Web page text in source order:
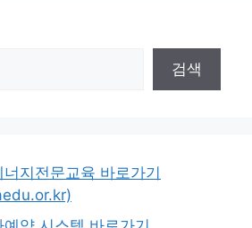
검색
지전문교육 바로가기